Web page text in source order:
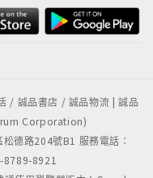
/ 誠品書店 / 誠品物流 | 誠品
Corporation)
德路204號B1 服務電話：
8921